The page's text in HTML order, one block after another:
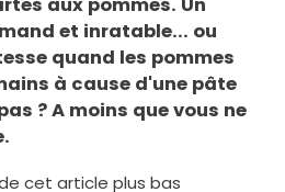
et inratable... ou
quand les pommes
à cause d'une pâte
? A moins que vous ne
cet article plus bas